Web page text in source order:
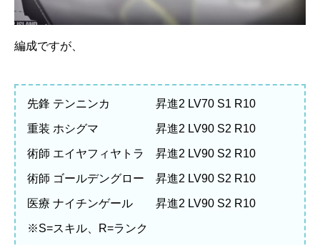
編成ですが、
先鋒 テンニンカ 昇進2 LV70 S1 R10
重装 ホシグマ 昇進2 LV90 S2 R10
術師 エイヤフィヤトラ 昇進2 LV90 S2 R10
術師 ゴールデングロー 昇進2 LV90 S2 R10
医療 ナイチンゲール 昇進2 LV90 S2 R10
※S=スキル、R=ランク